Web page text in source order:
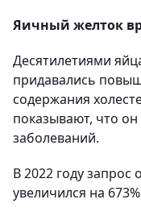
Яичный желток
Десятилетиями
придавались
содержания
показывают, что
заболеваний.
В 2022 году запрос
увеличился на